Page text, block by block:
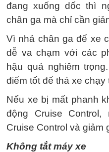
đang xuống dốc thì
chân ga mà chỉ cần
Vì nhả chân ga để xe
dễ va chạm với các
hậu quả nghiêm
điểm tốt để thả xe
Nếu xe bị mất phanh
động Cruise
Cruise Control và giảm
Không tắt máy xe